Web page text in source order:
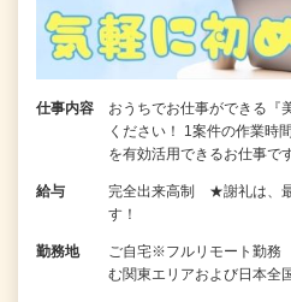
仕事内容
おうちでお仕事ができる『
ください！ 1案件の作業時
を有効活用できるお仕事
給与
完全出来高制 ★謝礼は、
す！
勤務地
ご自宅※フルリモート勤務
む関東エリアおよび日本全